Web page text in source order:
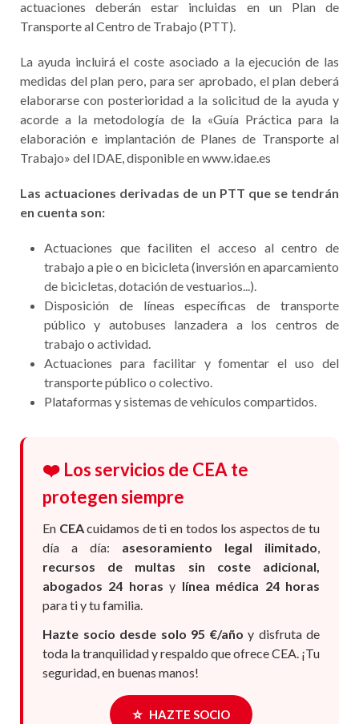
actuaciones deberán estar incluidas en un Plan de
Transporte al Centro de Trabajo (PTT).
La ayuda incluirá el coste asociado a la ejecución de las
medidas del plan pero, para ser aprobado, el plan deberá
elaborarse con posterioridad a la solicitud de la ayuda y
acorde a la metodología de la «Guía Práctica para la
elaboración e implantación de Planes de Transporte al
Trabajo» del IDAE, disponible en www.idae.es
Las actuaciones derivadas de un PTT que se tendrán
en cuenta son:
Actuaciones que faciliten el acceso al centro de
trabajo a pie o en bicicleta (inversión en aparcamiento
de bicicletas, dotación de vestuarios...).
Disposición de líneas específicas de transporte
público y autobuses lanzadera a los centros de
trabajo o actividad.
Actuaciones para facilitar y fomentar el uso del
transporte público o colectivo.
Plataformas y sistemas de vehículos compartidos.
❤️ Los servicios de CEA te
protegen siempre
En CEAcuidamos de ti en todos los aspectos de tu
día a día: asesoramiento legal ilimitado,
recursos de multas sin coste adicional,
abogados 24 horas y línea médica 24 horas
para ti y tu familia.
Hazte socio desde solo 95 €/año y disfruta de
toda la tranquilidad y respaldo que ofrece CEA. ¡Tu
seguridad, en buenas manos!
⭐ HAZTE SOCIO